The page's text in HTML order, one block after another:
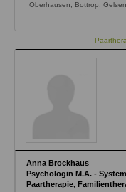
Oberhausen, Bottrop,
Anna Brockhaus
Psychologin M.A. -
Paartherapie,